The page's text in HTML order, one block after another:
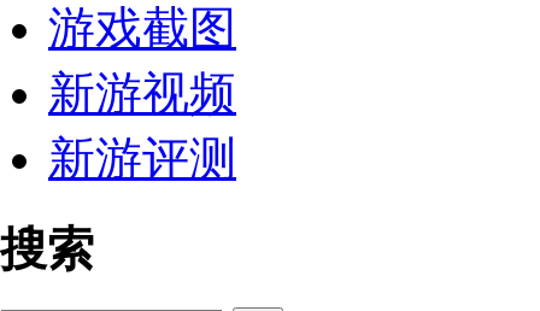
游戏截图
新游视频
新游评测
搜索